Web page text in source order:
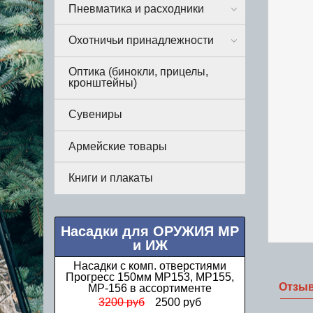
Пневматика и расходники
Охотничьи принадлежности
Оптика (бинокли, прицелы,
кронштейны)
Сувениры
Армейские товары
Книги и плакаты
Насадки для ОРУЖИЯ МР
и ИЖ
Насадки Прогресс стандартные МР
(ИЖ) 12 калибра в ассортименте
1000 руб 850 руб